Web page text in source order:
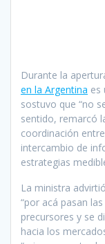
Durante la
en la Argentina es
sostuvo que “no
sentido, remarcó
coordinación
intercambio de
estrategias
La ministra
“por acá pasan
precursores y se
hacia los